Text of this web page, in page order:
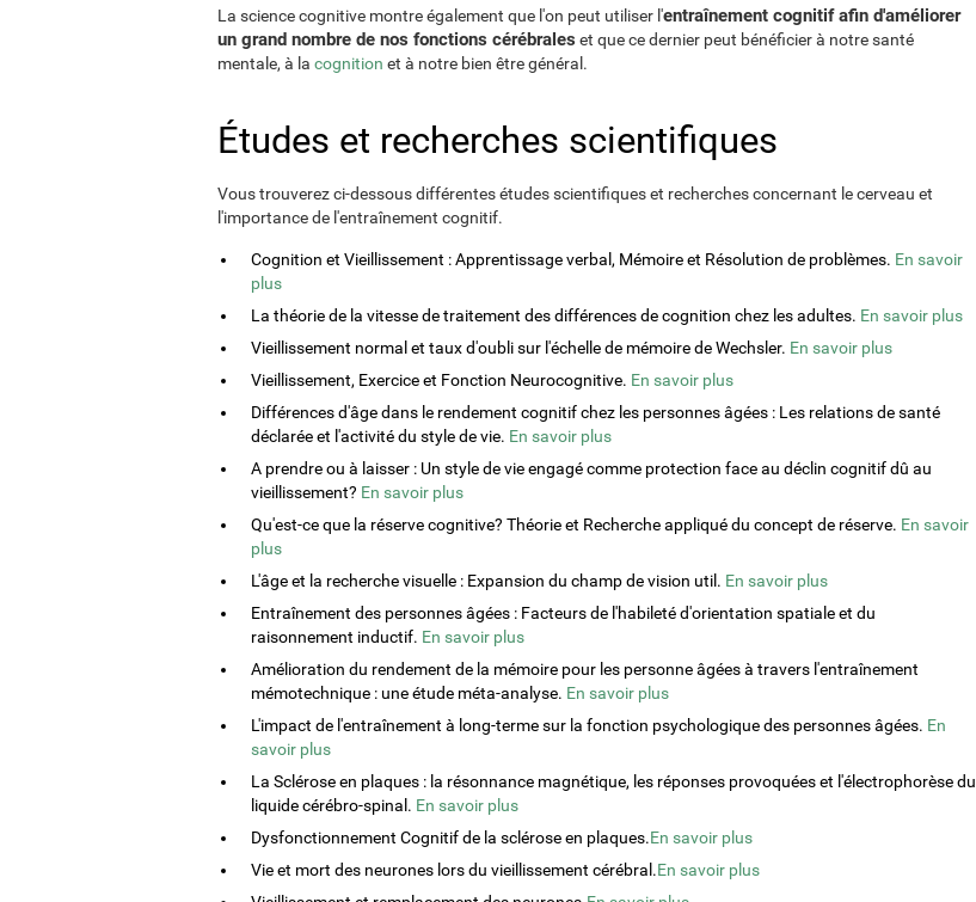
La science cognitive montre également que l'on peut utiliser l'entraînement cognitif afin d'améliorer
un grand nombre de nos fonctions cérébrales et que ce dernier peut bénéficier à notre santé
mentale, à la cognition et à notre bien être général.
Études et recherches scientifiques
Vous trouverez ci-dessous différentes études scientifiques et recherches concernant le cerveau et
l'importance de l'entraînement cognitif.
Cognition et Vieillissement : Apprentissage verbal, Mémoire et Résolution de problèmes. En savoir
plus
La théorie de la vitesse de traitement des différences de cognition chez les adultes. En savoir plus
Vieillissement normal et taux d'oubli sur l'échelle de mémoire de Wechsler. En savoir plus
Vieillissement, Exercice et Fonction Neurocognitive. En savoir plus
Différences d'âge dans le rendement cognitif chez les personnes âgées : Les relations de santé
déclarée et l'activité du style de vie. En savoir plus
A prendre ou à laisser : Un style de vie engagé comme protection face au déclin cognitif dû au
vieillissement? En savoir plus
Qu'est-ce que la réserve cognitive? Théorie et Recherche appliqué du concept de réserve. En savoir
plus
L'âge et la recherche visuelle : Expansion du champ de vision util. En savoir plus
Entraînement des personnes âgées : Facteurs de l'habileté d'orientation spatiale et du
raisonnement inductif. En savoir plus
Amélioration du rendement de la mémoire pour les personne âgées à travers l'entraînement
mémotechnique : une étude méta-analyse. En savoir plus
L'impact de l'entraînement à long-terme sur la fonction psychologique des personnes âgées. En
savoir plus
La Sclérose en plaques : la résonnance magnétique, les réponses provoquées et l'électrophorèse du
liquide cérébro-spinal. En savoir plus
Dysfonctionnement Cognitif de la sclérose en plaques.En savoir plus
Vie et mort des neurones lors du vieillissement cérébral.En savoir plus